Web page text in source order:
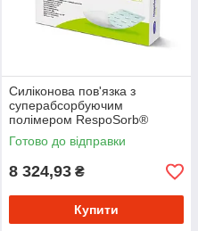
Силіконова пов'язка з
суперабсорбуючим
полімером RespoSorb®
Silicone 20см х 25см, 10шт/уп
Готово до відправки
8 324,93 ₴
Купити